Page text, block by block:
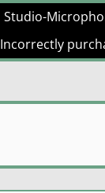
Studio-
Incorrectly